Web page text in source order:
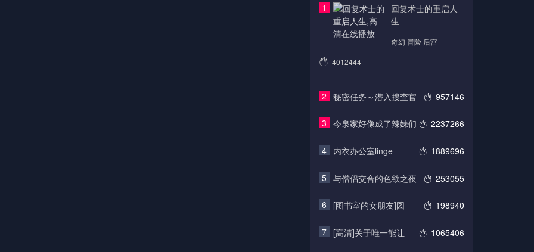
1
回复术士的重启人
生
奇幻 冒险 后宫
4012444
2 957146
秘密任务～潜入搜查官
3 2237266
今泉家好像成了辣妹们
4 1889696
内衣办公室linge
5 253055
与僧侣交合的色欲之夜
6 198940
[图书室的女朋友]図
7 1065406
[高清]关于唯一能让